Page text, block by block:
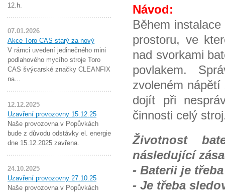
12.h.
07.01.2026
Akce Toro CAS starý za nový
V rámci uvedení jedinečného mini
podlahového mycího stroje Toro
CAS švýcarské značky CLEANFIX
na...
12.12.2025
Uzavření provozovny 15.12.25
Naše provozovna v Popůvkách
bude z důvodu odstávky el. energie
dne 15.12.2025 zavřena.
24.10.2025
Uzavření provozovny 27.10.25
Naše provozovna v Popůvkách
Návod:
Během
prostoru, ve
nad svorkami
povlakem.
zvoleném
dojít při
činnosti celý
Životnost
následující
- Baterii je
- Je třeba